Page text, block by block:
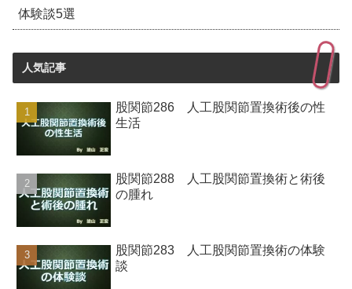
体験談5選
人気記事
股関節286 人工股関節置換術後の性
生活
股関節288 人工股関節置換術と術後
の腫れ
股関節283 人工股関節置換術の体験
談